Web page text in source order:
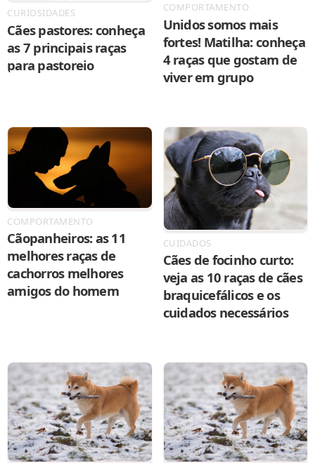
CURIOSIDADES
Cães pastores: conheça
as 7 principais raças
para pastoreio
COMPORTAMENTO
Unidos somos mais
fortes! Matilha: conheça
4 raças que gostam de
viver em grupo
COMPORTAMENTO
Cãopanheiros: as 11
melhores raças de
cachorros melhores
amigos do homem
CUIDADOS
Cães de focinho curto:
veja as 10 raças de cães
braquicefálicos e os
cuidados necessários